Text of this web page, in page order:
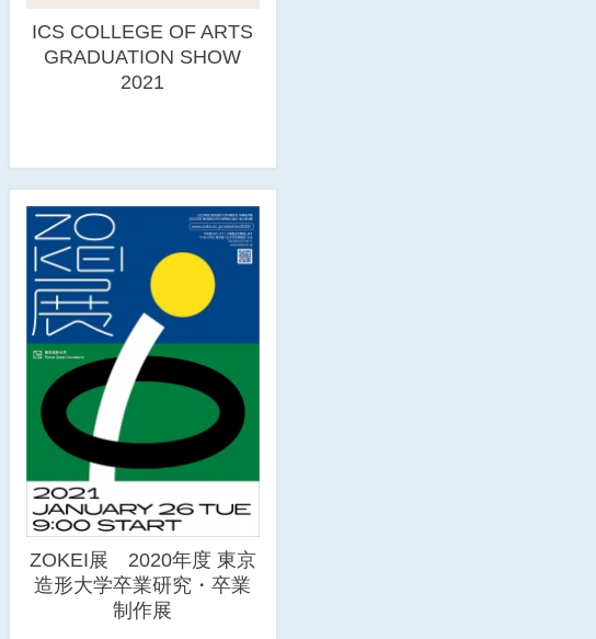
ICS COLLEGE OF ARTS
GRADUATION SHOW
2021
ZOKEI展 2020年度 東京
造形大学卒業研究・卒業
制作展